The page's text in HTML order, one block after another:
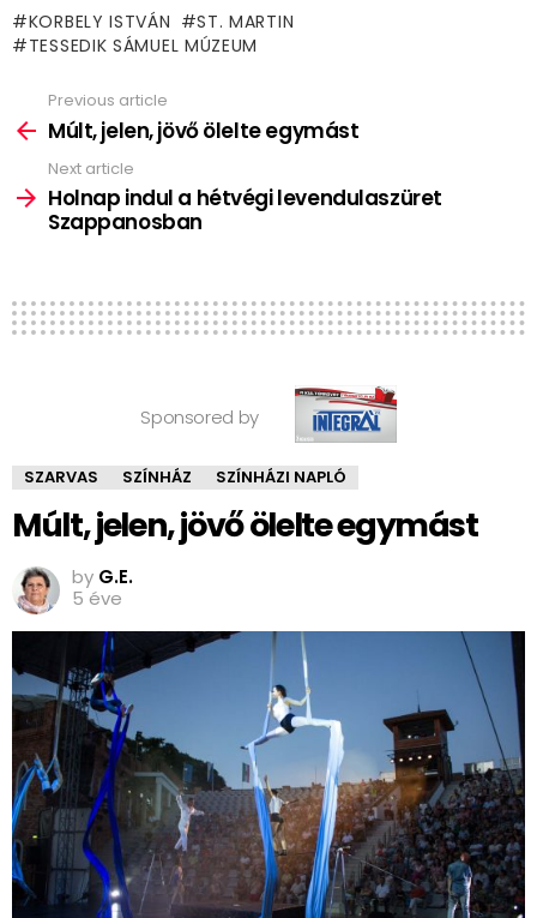
KORBELY ISTVÁN
ST. MARTIN
TESSEDIK SÁMUEL MÚZEUM
more
Previous article
Múlt, jelen, jövő ölelte egymást
Next article
Holnap indul a hétvégi levendulaszüret
Szappanosban
Sponsored by
SZARVAS SZÍNHÁZ SZÍNHÁZI NAPLÓ
Múlt, jelen, jövő ölelte egymást
by G.E.
5 éve